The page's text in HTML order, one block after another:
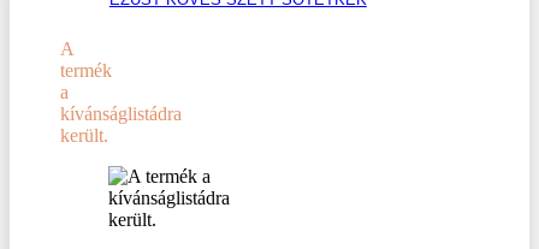
A
termék
a
kívánságlistádra
került.